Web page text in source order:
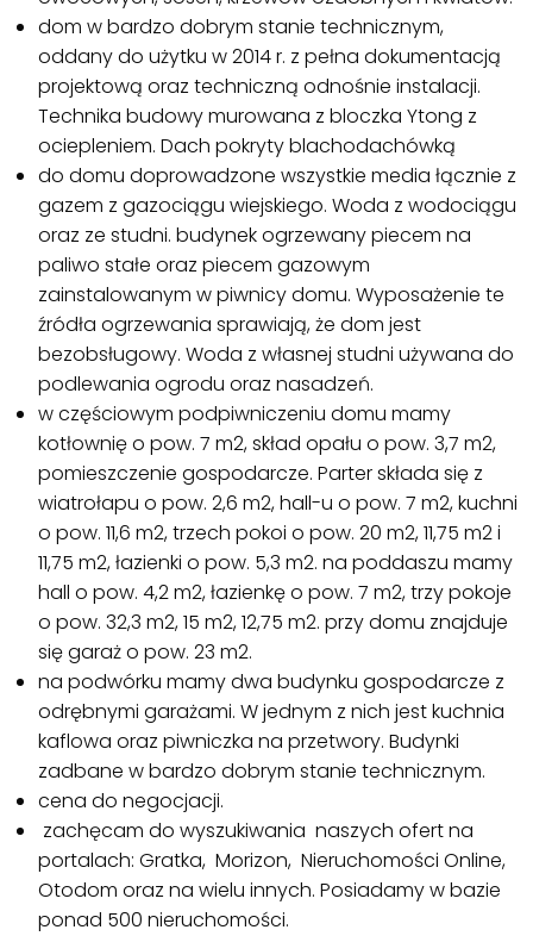
dom w bardzo dobrym stanie technicznym,
oddany do użytku w 2014 r. z pełna dokumentacją
projektową oraz techniczną odnośnie instalacji.
Technika budowy murowana z bloczka Ytong z
ociepleniem. Dach pokryty blachodachówką
do domu doprowadzone wszystkie media łącznie z
gazem z gazociągu wiejskiego. Woda z wodociągu
oraz ze studni. budynek ogrzewany piecem na
paliwo stałe oraz piecem gazowym
zainstalowanym w piwnicy domu. Wyposażenie te
źródła ogrzewania sprawiają, że dom jest
bezobsługowy. Woda z własnej studni używana do
podlewania ogrodu oraz nasadzeń.
w częściowym podpiwniczeniu domu mamy
kotłownię o pow. 7 m2, skład opału o pow. 3,7 m2,
pomieszczenie gospodarcze. Parter składa się z
wiatrołapu o pow. 2,6 m2, hall-u o pow. 7 m2, kuchni
o pow. 11,6 m2, trzech pokoi o pow. 20 m2, 11,75 m2 i
11,75 m2, łazienki o pow. 5,3 m2. na poddaszu mamy
hall o pow. 4,2 m2, łazienkę o pow. 7 m2, trzy pokoje
o pow. 32,3 m2, 15 m2, 12,75 m2. przy domu znajduje
się garaż o pow. 23 m2.
na podwórku mamy dwa budynku gospodarcze z
odrębnymi garażami. W jednym z nich jest kuchnia
kaflowa oraz piwniczka na przetwory. Budynki
zadbane w bardzo dobrym stanie technicznym.
cena do negocjacji.
zachęcam do wyszukiwania naszych ofert na
portalach: Gratka, Morizon, Nieruchomości Online,
Otodom oraz na wielu innych. Posiadamy w bazie
ponad 500 nieruchomości.